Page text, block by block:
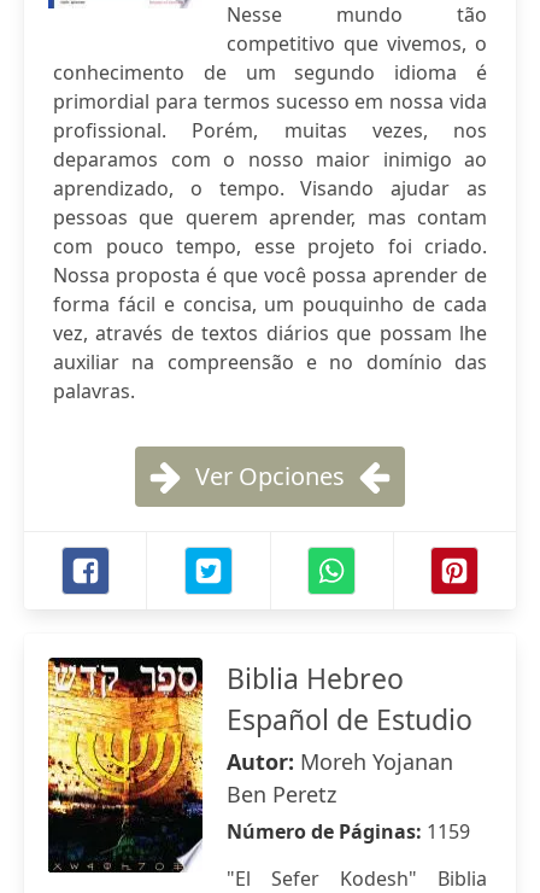
Nesse mundo tão
competitivo que vivemos, o
conhecimento de um segundo idioma é
primordial para termos sucesso em nossa vida
profissional. Porém, muitas vezes, nos
deparamos com o nosso maior inimigo ao
aprendizado, o tempo. Visando ajudar as
pessoas que querem aprender, mas contam
com pouco tempo, esse projeto foi criado.
Nossa proposta é que você possa aprender de
forma fácil e concisa, um pouquinho de cada
vez, através de textos diários que possam lhe
auxiliar na compreensão e no domínio das
palavras.
Ver Opciones
Biblia Hebreo
Español de Estudio
Autor: Moreh Yojanan
Ben Peretz
Número de Páginas: 1159
"El Sefer Kodesh" Biblia